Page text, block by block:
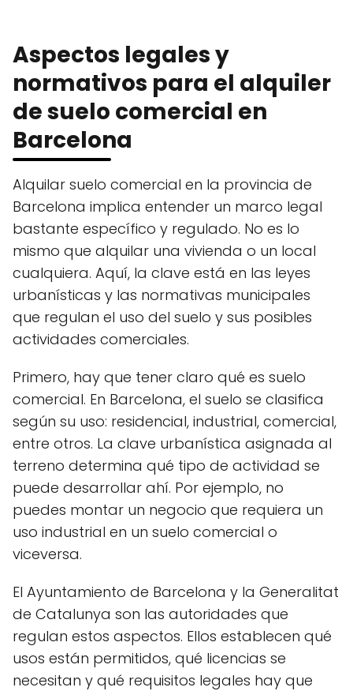
Aspectos legales y
normativos para el alquiler
de suelo comercial en
Barcelona
Alquilar suelo comercial en la provincia de
Barcelona implica entender un marco legal
bastante específico y regulado. No es lo
mismo que alquilar una vivienda o un local
cualquiera. Aquí, la clave está en las leyes
urbanísticas y las normativas municipales
que regulan el uso del suelo y sus posibles
actividades comerciales.
Primero, hay que tener claro qué es suelo
comercial. En Barcelona, el suelo se clasifica
según su uso: residencial, industrial, comercial,
entre otros. La clave urbanística asignada al
terreno determina qué tipo de actividad se
puede desarrollar ahí. Por ejemplo, no
puedes montar un negocio que requiera un
uso industrial en un suelo comercial o
viceversa.
El Ayuntamiento de Barcelona y la Generalitat
de Catalunya son las autoridades que
regulan estos aspectos. Ellos establecen qué
usos están permitidos, qué licencias se
necesitan y qué requisitos legales hay que